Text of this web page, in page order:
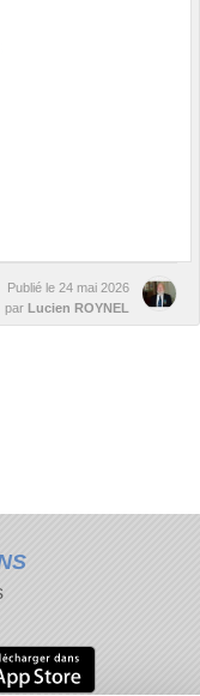
Publié le 24 mai 2026
par Lucien ROYNEL